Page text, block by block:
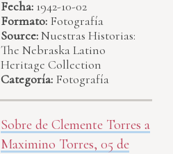
Fecha: 1942-10-02
Formato: Fotografía
Source:Nuestras Historias:
The Nebraska Latino
Heritage Collection
Categoría: Fotografía
Sobre de Clemente Torres a
Maximino Torres, 05 de